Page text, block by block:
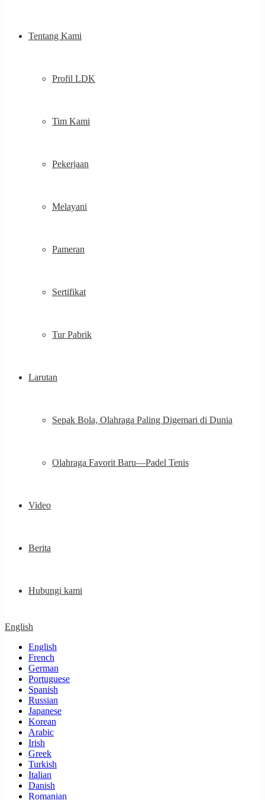
Tentang Kami
Profil LDK
Tim Kami
Pekerjaan
Melayani
Pameran
Sertifikat
Tur Pabrik
Larutan
Sepak Bola, Olahraga Paling Digemari di Dunia
Olahraga Favorit Baru—Padel Tenis
Video
Berita
Hubungi kami
English
English
French
German
Portuguese
Spanish
Russian
Japanese
Korean
Arabic
Irish
Greek
Turkish
Italian
Danish
Romanian